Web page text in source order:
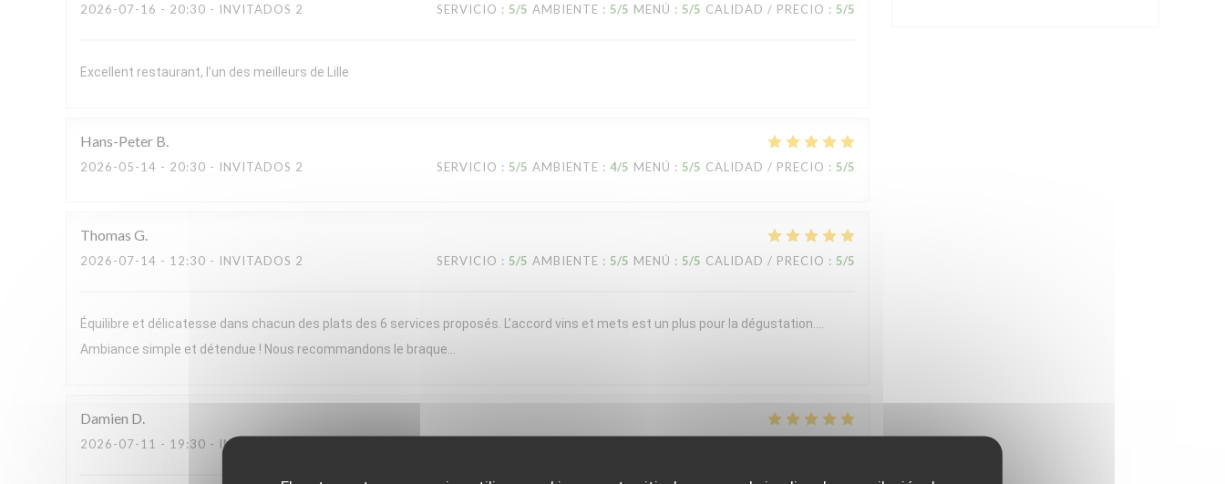
2026-07-16 - 20:30 - INVITADOS 2 SERVICIO : 5/5 AMBIENTE : 5/5 MENÚ : 5/5 CALIDAD / PRECIO : 5/5
Excellent restaurant, l’un des meilleurs de Lille
Hans-Peter B
2026-05-14 - 20:30 - INVITADOS 2 SERVICIO : 5/5 AMBIENTE : 4/5 MENÚ : 5/5 CALIDAD / PRECIO : 5/5
Thomas G
2026-07-14 - 12:30 - INVITADOS 2 SERVICIO : 5/5 AMBIENTE : 5/5 MENÚ : 5/5 CALIDAD / PRECIO : 5/5
Équilibre et délicatesse dans chacun des plats des 6 services proposés. L’accord vins et mets est un plus pour la dégustation….
Ambiance simple et détendue ! Nous recommandons le braque…
Damien D
2026-07-11 - 19:30 - INVITADOS 2